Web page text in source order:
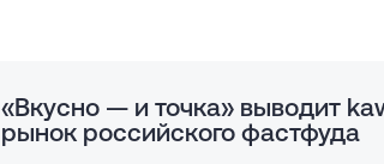
«Вкусно — и точка» выводит
рынок российского фастфуда